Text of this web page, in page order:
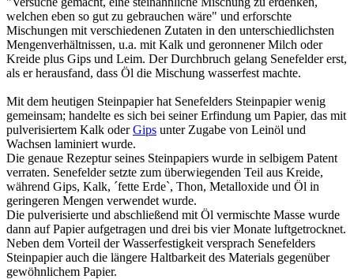
welchen eben so gut zu gebrauchen wäre" und erforschte
Mischungen mit verschiedenen Zutaten in den unterschiedlichsten
Mengenverhältnissen, u.a. mit Kalk und geronnener Milch oder
Kreide plus Gips und Leim. Der Durchbruch gelang Senefelder erst,
als er herausfand, dass Öl die Mischung wasserfest machte.
Mit dem heutigen Steinpapier hat Senefelders Steinpapier wenig
gemeinsam; handelte es sich bei seiner Erfindung um Papier, das mit
pulverisiertem Kalk oderGips unter Zugabe von Leinöl und
Wachsen laminiert wurde.
Die genaue Rezeptur seines Steinpapiers wurde in selbigem Patent
verraten. Senefelder setzte zum überwiegenden Teil aus Kreide,
während Gips, Kalk, ´fette Erde`, Thon, Metalloxide und Öl in
geringeren Mengen verwendet wurde.
Die pulverisierte und abschließend mit Öl vermischte Masse wurde
dann auf Papier aufgetragen und drei bis vier Monate luftgetrocknet.
Neben dem Vorteil der Wasserfestigkeit versprach Senefelders
Steinpapier auch die längere Haltbarkeit des Materials gegenüber
gewöhnlichem Papier.